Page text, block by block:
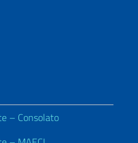
– Consolato